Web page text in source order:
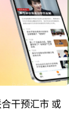
干预汇市 或